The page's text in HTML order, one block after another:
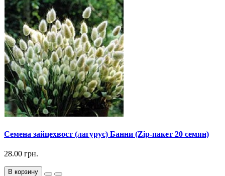
Семена зайцехвост (лагурус) Банни (Zip-пакет 20 семян)
28.00 грн.
В корзину